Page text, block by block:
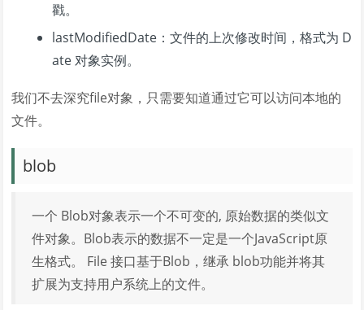
戳。
lastModifiedDate：文件的上次修改时间，格式为 D
ate 对象实例。
我们不去深究file对象，只需要知道通过它可以访问本地的
文件。
blob
一个 Blob对象表示一个不可变的, 原始数据的类似文
件对象。Blob表示的数据不一定是一个JavaScript原
生格式。 File 接口基于Blob，继承 blob功能并将其
扩展为支持用户系统上的文件。